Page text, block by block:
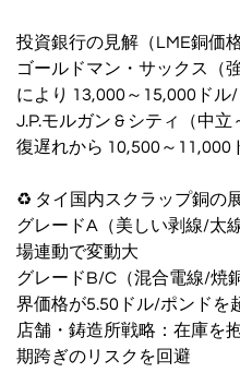
投資銀行の見解（LME銅価格
ゴールドマン・サックス（
により 13,000～15,000ドル/
J.P.モルガン & シティ（中
復遅れから 10,500～11,000
♻️ タイ国内スクラップ銅の
グレードA（美しい剥線/太
場連動で変動大
グレードB/C（混合電線/焼
界価格が5.50ドル/ポンドを
店舗・鋳造所戦略：在庫を
期跨ぎのリスクを回避